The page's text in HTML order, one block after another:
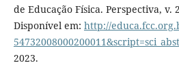
de Educação Física. Perspectiva, v.
Disponível em: http://
2023.